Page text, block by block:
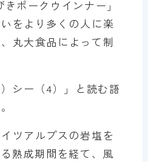
ポークウインナー」
をより多くの人に楽
丸大食品によって制
シー（4）」と読む語
ツアルプスの岩塩を
熟成期間を経て、風